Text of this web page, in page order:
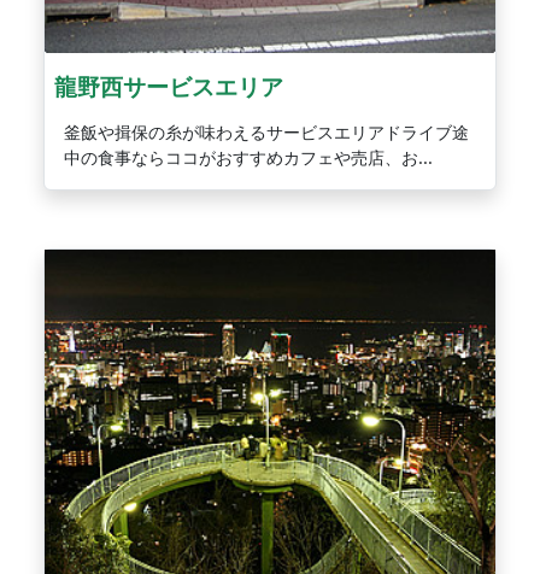
龍野西サービスエリア
釜飯や揖保の糸が味わえるサービスエリアドライブ途
中の食事ならココがおすすめカフェや売店、お...